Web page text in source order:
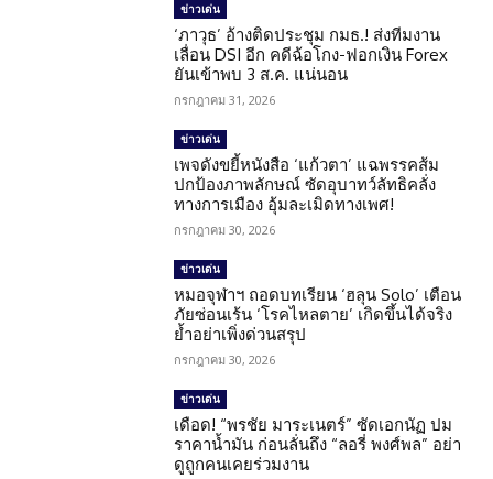
ข่าวเด่น
‘ภาวุธ’ อ้างติดประชุม กมธ.! ส่งทีมงาน
เลื่อน DSI อีก คดีฉ้อโกง-ฟอกเงิน Forex
ยันเข้าพบ 3 ส.ค. แน่นอน
กรกฎาคม 31, 2026
ข่าวเด่น
เพจดังขยี้หนังสือ ‘แก้วตา’ แฉพรรคส้ม
ปกป้องภาพลักษณ์ ซัดอุบาทว์ลัทธิคลั่ง
ทางการเมือง อุ้มละเมิดทางเพศ!
กรกฎาคม 30, 2026
ข่าวเด่น
หมอจุฬาฯ ถอดบทเรียน ‘ฮลุน Solo’ เตือน
ภัยซ่อนเร้น ‘โรคไหลตาย’ เกิดขึ้นได้จริง
ย้ำอย่าเพิ่งด่วนสรุป
กรกฎาคม 30, 2026
ข่าวเด่น
เดือด! “พรชัย มาระเนตร์” ซัดเอกนัฏ ปม
ราคาน้ำมัน ก่อนลั่นถึง “ลอรี่ พงศ์พล” อย่า
ดูถูกคนเคยร่วมงาน